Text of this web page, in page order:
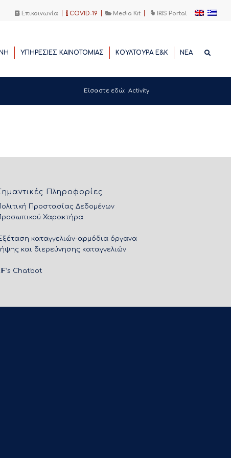
Επικοινωνία COVID-19 Media Kit IRIS Portal
ΥΠΗΡΕΣΙΕΣ ΚΑΙΝΟΤΟΜΙΑΣ ΚΟΥΛΤΟΥΡΑ Ε&Κ ΝΕΑ
Είσαστε εδώ: Activity
Πληροφορίες
Προστασίας Δεδομένων
Χαρακτήρα
καταγγελιών-αρμόδια όργανα
και διερεύνησης καταγγελιών
Chatbot